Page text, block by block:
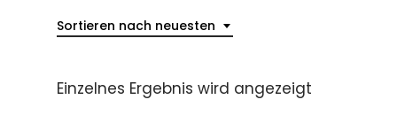
Sortieren nach neuesten
Einzelnes Ergebnis wird angezeigt